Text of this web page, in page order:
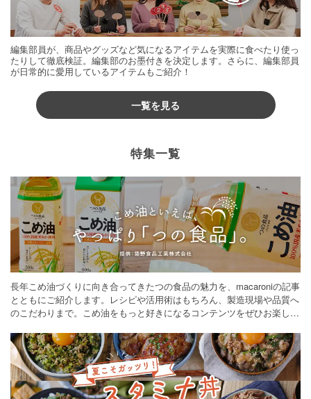
編集部員が、商品やグッズなど気になるアイテムを実際に食べたり使っ
たりして徹底検証。編集部のお墨付きを決定します。さらに、編集部員
が日常的に愛用しているアイテムもご紹介！
一覧を見る
特集一覧
長年こめ油づくりに向き合ってきたつの食品の魅力を、macaroniの記事
とともにご紹介します。レシピや活用術はもちろん、製造現場や品質へ
のこだわりまで。こめ油をもっと好きになるコンテンツをぜひお楽しみ